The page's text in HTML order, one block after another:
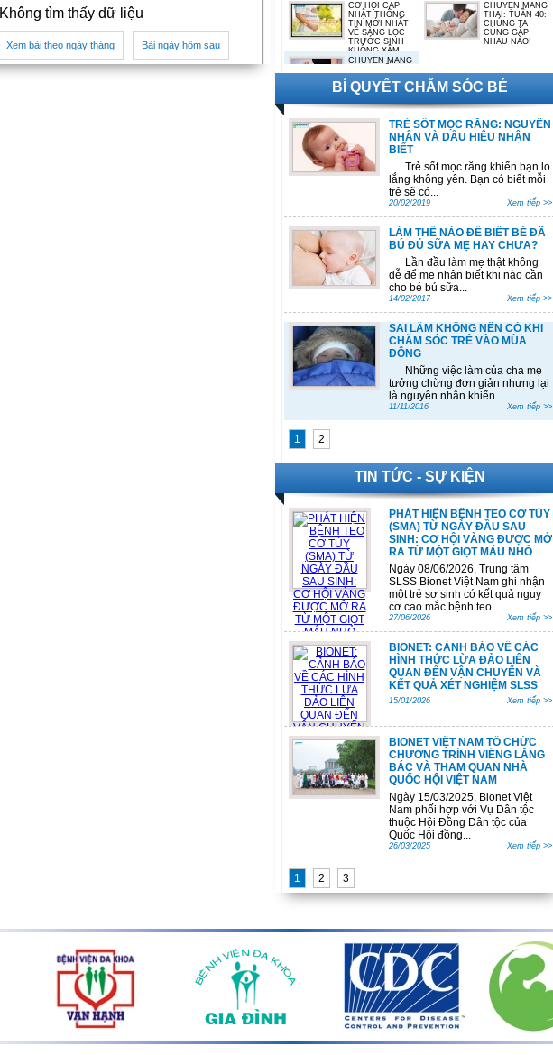
Không tìm thấy dữ liệu
Xem bài theo ngày tháng Bài ngày hôm sau
CƠ HỘI CẬP
NHẬT THÔNG
TIN MỚI NHẤT
VỀ SÀNG LỌC
TRƯỚC SINH
KHÔNG XÂM
LẤN (NIPT) THẾ
PANORAMA®
VỚI CHUYÊN
GIA NƯỚC
NGOÀI
CHUYỆN MANG
THAI: TUẦN 40:
CHÚNG TA
CÙNG GẶP
NHAU NÀO!
CHUYỆN MANG
HÀNH TRÌNH VỀ
ĐÍCH CỦA MẸ
VÀ BÉ
BÍ QUYẾT CHĂM SÓC BÉ
TRẺ SỐT MỌC RĂNG: NGUYÊN
NHÂN VÀ DẤU HIỆU NHẬN
BIẾT
Trẻ sốt mọc răng khiến bạn lo
lắng không yên. Bạn có biết mỗi
trẻ sẽ có...
20/02/2019 Xem tiếp >>
LÀM THẾ NÀO ĐỂ BIẾT BÉ ĐÃ
BÚ ĐỦ SỮA MẸ HAY CHƯA?
Lần đầu làm mẹ thật không
dễ để mẹ nhận biết khi nào cần
cho bé bú sữa...
14/02/2017 Xem tiếp >>
SAI LẦM KHÔNG NÊN CÓ KHI
CHĂM SÓC TRẺ VÀO MÙA
ĐÔNG
Những việc làm của cha mẹ
tưởng chừng đơn giản nhưng lại
là nguyên nhân khiến...
11/11/2016 Xem tiếp >>
1 2
TIN TỨC - SỰ KIỆN
PHÁT HIỆN BỆNH TEO CƠ TỦY
(SMA) TỪ NGÀY ĐẦU SAU
SINH: CƠ HỘI VÀNG ĐƯỢC MỞ
RA TỪ MỘT GIỌT MÁU NHỎ
Ngày 08/06/2026, Trung tâm
SLSS Bionet Việt Nam ghi nhận
một trẻ sơ sinh có kết quả nguy
cơ cao mắc bệnh teo...
27/06/2026 Xem tiếp >>
BIONET: CẢNH BÁO VỀ CÁC
HÌNH THỨC LỪA ĐẢO LIÊN
QUAN ĐẾN VẬN CHUYỂN VÀ
KẾT QUẢ XÉT NGHIỆM SLSS
15/01/2026 Xem tiếp >>
BIONET VIỆT NAM TỔ CHỨC
CHƯƠNG TRÌNH VIẾNG LĂNG
BÁC VÀ THAM QUAN NHÀ
QUỐC HỘI VIỆT NAM
Ngày 15/03/2025, Bionet Việt
Nam phối hợp với Vụ Dân tộc
thuộc Hội Đồng Dân tộc của
Quốc Hội đồng...
26/03/2025 Xem tiếp >>
1 2 3